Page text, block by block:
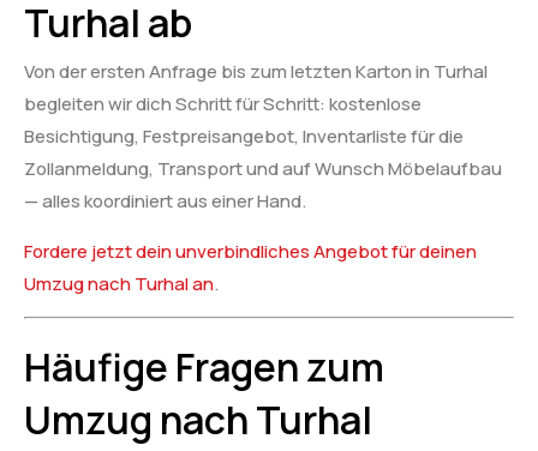
Turhal ab
Von der ersten Anfrage bis zum letzten Karton in Turhal
begleiten wir dich Schritt für Schritt: kostenlose
Besichtigung, Festpreisangebot, Inventarliste für die
Zollanmeldung, Transport und auf Wunsch Möbelaufbau
— alles koordiniert aus einer Hand.
Fordere jetzt dein unverbindliches Angebot für deinen
Umzug nach Turhal an.
Häufige Fragen zum
Umzug nach Turhal